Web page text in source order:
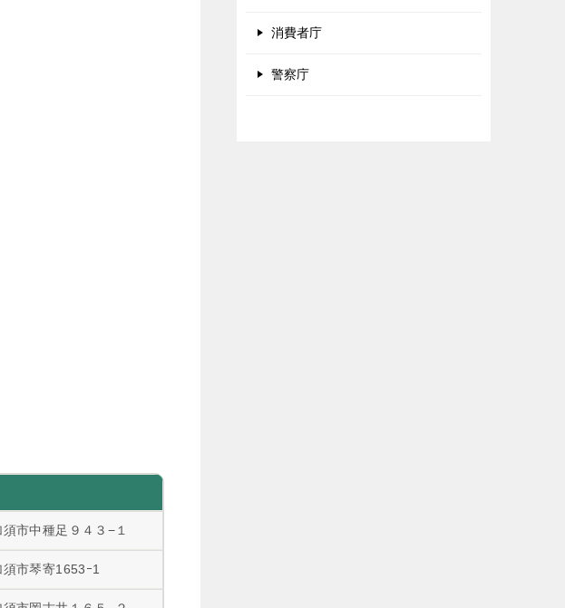
市中種足９４３−１
市琴寄1653ｰ1
消費者庁
警察庁